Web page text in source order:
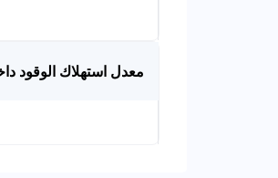
معدل استهلاك الوقود